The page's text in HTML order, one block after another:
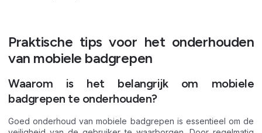
Praktische tips voor het onderhouden
van mobiele badgrepen
Waarom is het belangrijk om mobiele
badgrepen te onderhouden?
Goed onderhoud van mobiele badgrepen is essentieel om de